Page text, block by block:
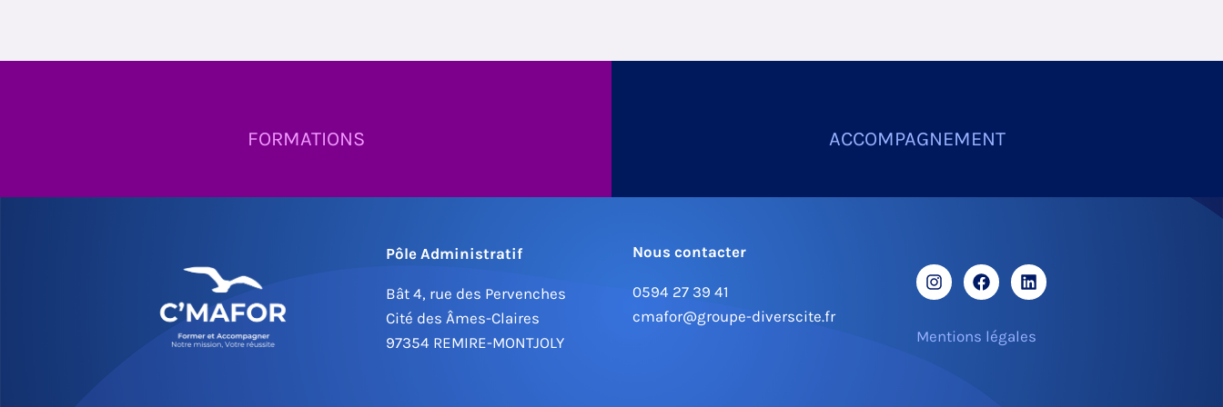
FORMATIONS ACCOMPAGNEMENT
Pôle Administratif
Bât 4, rue des Pervenches
Cité des Âmes-Claires
97354 REMIRE-MONTJOLY
Nous contacter
0594 27 39 41
cmafor@groupe-diverscite.fr
Mentions légales